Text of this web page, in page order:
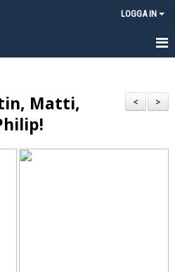
LOGGA IN
>
<
Matti,